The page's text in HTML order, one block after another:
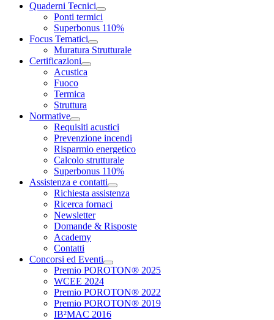
Quaderni Tecnici
Ponti termici
Superbonus 110%
Focus Tematici
Muratura Strutturale
Certificazioni
Acustica
Fuoco
Termica
Struttura
Normative
Requisiti acustici
Prevenzione incendi
Risparmio energetico
Calcolo strutturale
Superbonus 110%
Assistenza e contatti
Richiesta assistenza
Ricerca fornaci
Newsletter
Domande & Risposte
Academy
Contatti
Concorsi ed Eventi
Premio POROTON® 2025
WCEE 2024
Premio POROTON® 2022
Premio POROTON® 2019
IB²MAC 2016